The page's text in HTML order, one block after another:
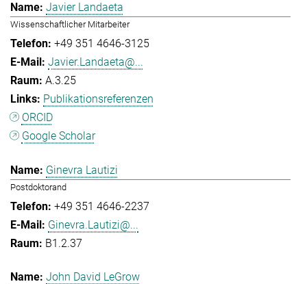
Javier Landaeta
Wissenschaftlicher Mitarbeiter
+49 351 4646-3125
Javier.Landaeta@...
A.3.25
Publikationsreferenzen
ORCID
Google Scholar
Ginevra Lautizi
Postdoktorand
+49 351 4646-2237
Ginevra.Lautizi@...
B1.2.37
John David LeGrow